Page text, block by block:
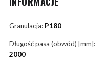
Granulacja: P180
Długość pasa (obwód) [mm]:
2000